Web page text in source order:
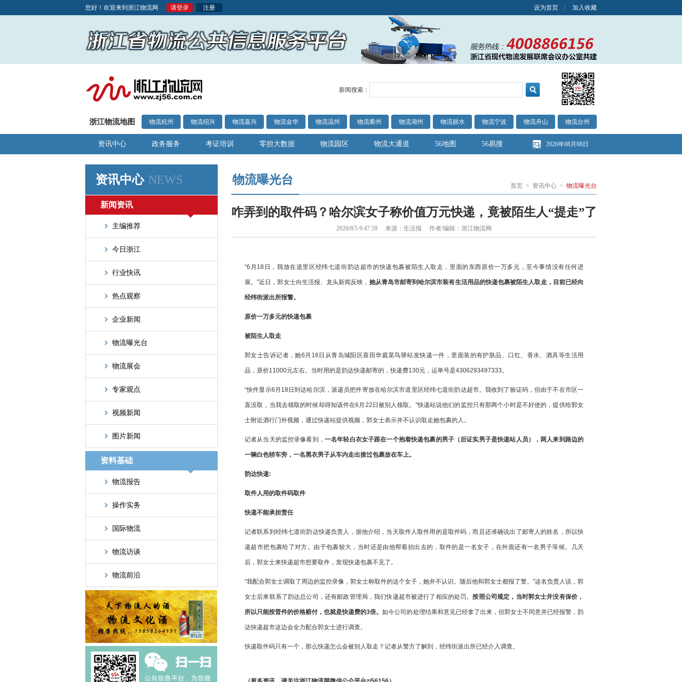
您好！欢迎来到浙江物流网 请登录 注册 设为首页 加入收藏
新闻搜索：
浙江物流地图 物流杭州 物流绍兴 物流嘉兴 物流金华 物流温州 物流衢州 物流湖州 物流丽水 物流宁波 物流舟山 物流台州
资讯中心 政务服务 考证培训 零担大数据 物流园区 物流大通道 56地图 56易搜 2026年08月08日
资讯中心 NEWS
新闻资讯
主编推荐
今日浙江
行业快讯
热点观察
企业新闻
物流曝光台
物流展会
专家观点
视频新闻
图片新闻
资料基础
物流报告
操作实务
国际物流
物流访谈
物流前沿
物流曝光台 首页 > 资讯中心 > 物流曝光台
咋弄到的取件码？哈尔滨女子称价值万元快递，竟被陌生人“提走”了
2020/8/5 9:47:59 来源：生活报 作者/编辑：浙江物流网
“6月18日，我放在道里区经纬七道街韵达超市的快递包裹被陌生人取走，里面的东西原价一万多元，至今事情没有任何进
展。”近日，郭女士向生活报、龙头新闻反映， 她从青岛市邮寄到哈尔滨市装有生活用品的快递包裹被陌生人取走，目前已经向
经纬街派出所报警。
原价一万多元的快递包裹
被陌生人取走
郭女士告诉记者，她6月16日从青岛城阳区喜田华庭菜鸟驿站发快递一件，里面装的有护肤品、口红、香水、酒具等生活用
品，原价11000元左右。当时用的是韵达快递邮寄的，快递费130元，运单号是4306293497333。
“快件显示6月18日到达哈尔滨，派递员把件寄放在哈尔滨市道里区经纬七道街韵达超市。我收到了验证码，但由于不在市区一
直没取，当我去领取的时候却得知该件在6月22日被别人领取。”快递站说他们的监控只有那两个小时是不好使的，提供给郭女
士附近酒行门外视频，通过快递站提供视频，郭女士表示并不认识取走她包裹的人。
记者从当天的监控录像看到， 一名年轻白衣女子跟在一个抱着快递包裹的男子（后证实男子是快递站人员），两人来到路边的
一辆白色轿车旁，一名黑衣男子从车内走出接过包裹放在车上。
韵达快递:
取件人用的取件码取件
快递不能承担责任
记者联系到经纬七道街韵达快递负责人，据他介绍，当天取件人取件用的是取件码，而且还准确说出了邮寄人的姓名，所以快
递超市把包裹给了对方。由于包裹较大，当时还是由他帮着抬出去的，取件的是一名女子，在外面还有一名男子等候。几天
后，郭女士来快递超市想要取件，发现快递包裹不见了。
“我配合郭女士调取了周边的监控录像，郭女士称取件的这个女子，她并不认识。随后他和郭女士都报了警。”这名负责人说，郭
女士后来联系了韵达总公司，还有邮政管理局，我们快递超市被进行了相应的处罚。按照公司规定，当时郭女士并没有保价，
所以只能按普件的价格赔付，也就是快递费的3倍。如今公司的处理结果和意见已经拿了出来，但郭女士不同意并已经报警，韵
达快递超市这边会全力配合郭女士进行调查。
快递取件码只有一个，那么快递怎么会被别人取走？记者从警方了解到，经纬街派出所已经介入调查。